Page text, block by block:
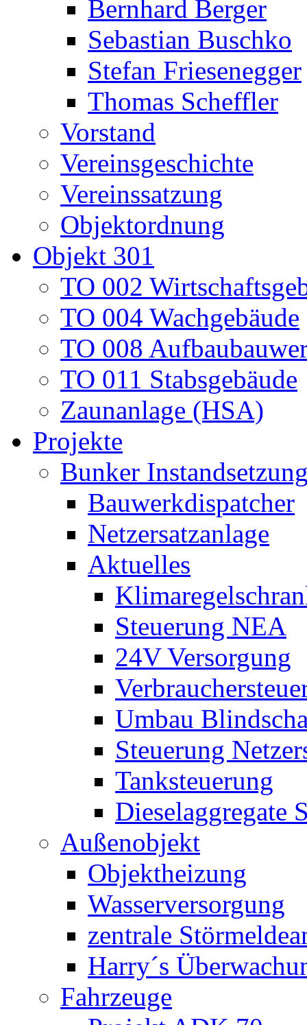
Bernhard Berger
Sebastian Buschko
Stefan Friesenegger
Thomas Scheffler
Vorstand
Vereinsgeschichte
Vereinssatzung
Objektordnung
Objekt 301
TO 002
TO 004 Wachgebäude
TO 008
TO 011 Stabsgebäude
Zaunanlage (HSA)
Projekte
Bunker
Bauwerkdispatcher
Netzersatzanlage
Aktuelles
Steuerung NEA
24V Versorgung
Umbau
Steuerung
Tanksteuerung
Dieselaggregate
Außenobjekt
Objektheizung
Wasserversorgung
zentrale
Harry´s
Fahrzeuge